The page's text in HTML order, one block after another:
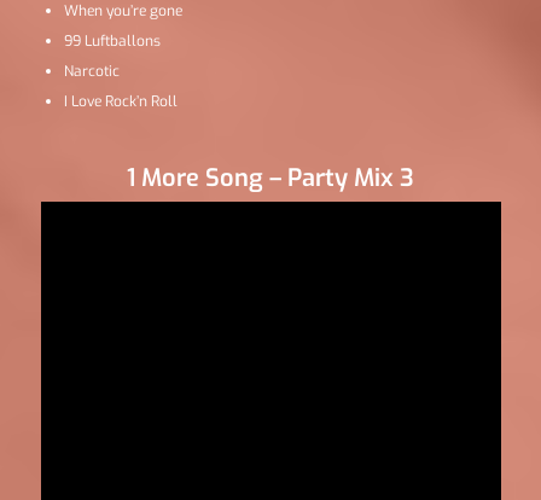
When you’re gone
99 Luftballons
Narcotic
I Love Rock’n Roll
1 More Song – Party Mix 3